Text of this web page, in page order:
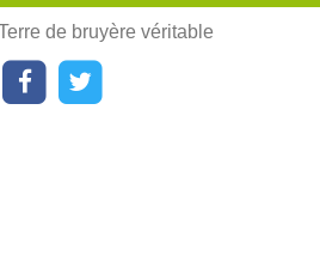
de bruyère véritable